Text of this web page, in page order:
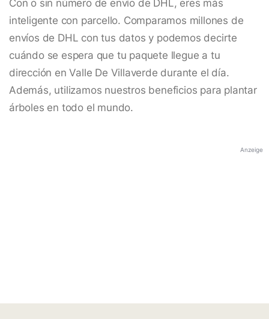
Con o sin número de envío de DHL, eres más
inteligente con parcello. Comparamos millones de
envíos de DHL con tus datos y podemos decirte
cuándo se espera que tu paquete llegue a tu
dirección en Valle De Villaverde durante el día.
Además, utilizamos nuestros beneficios para plantar
árboles en todo el mundo.
Anzeige